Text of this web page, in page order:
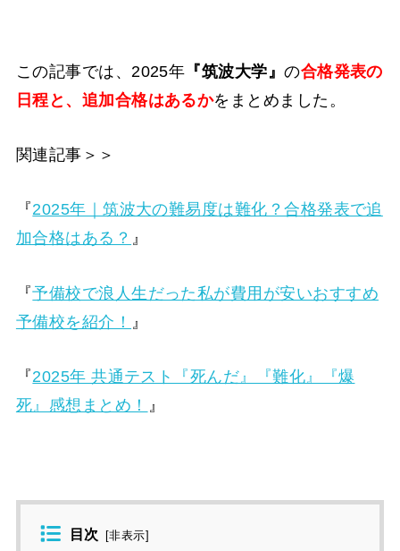
この記事では、2025年 『筑波大学』の合格発表の
日程と、追加合格はあるかをまとめました。
関連記事＞＞
『2025年｜筑波大の難易度は難化？合格発表で追
加合格はある？ 』
『予備校で浪人生だった私が費用が安いおすすめ
予備校を紹介！
』
『2025年 共通テスト『死んだ』『難化』『爆
死』感想まとめ！
』
目次 [非表示]